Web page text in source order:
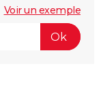
Voir un exemple